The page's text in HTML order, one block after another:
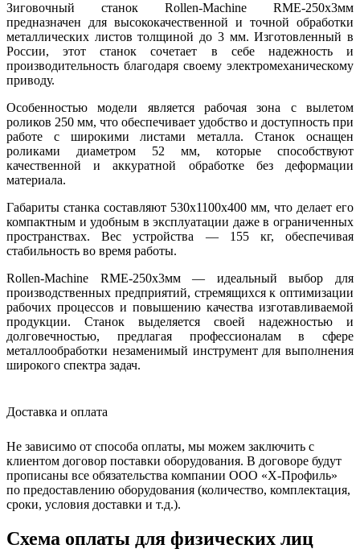
Зиговочный станок Rollen-Machine RME-250x3мм
предназначен для высококачественной и точной обработки
металлических листов толщиной до 3 мм. Изготовленный в
России, этот станок сочетает в себе надежность и
производительность благодаря своему электромеханическому
приводу.
Особенностью модели является рабочая зона с вылетом
роликов 250 мм, что обеспечивает удобство и доступность при
работе с широкими листами металла. Станок оснащен
роликами диаметром 52 мм, которые способствуют
качественной и аккуратной обработке без деформации
материала.
Габариты станка составляют 530х1100х400 мм, что делает его
компактным и удобным в эксплуатации даже в ограниченных
пространствах. Вес устройства — 155 кг, обеспечивая
стабильность во время работы.
Rollen-Machine RME-250x3мм — идеальный выбор для
производственных предприятий, стремящихся к оптимизации
рабочих процессов и повышению качества изготавливаемой
продукции. Станок выделяется своей надежностью и
долговечностью, предлагая профессионалам в сфере
металлообработки незаменимый инструмент для выполнения
широкого спектра задач.
Доставка и оплата
Не зависимо от способа оплаты, мы можем заключить с
клиентом договор поставки оборудования. В договоре будут
прописаны все обязательства компании ООО «Х-Профиль»
по предоставлению оборудования (количество, комплектация,
сроки, условия доставки и т.д.).
Схема оплаты для физических лиц